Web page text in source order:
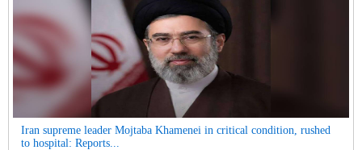
Iran supreme leader Mojtaba Khamenei in critical condition, rushed
to hospital: Reports...